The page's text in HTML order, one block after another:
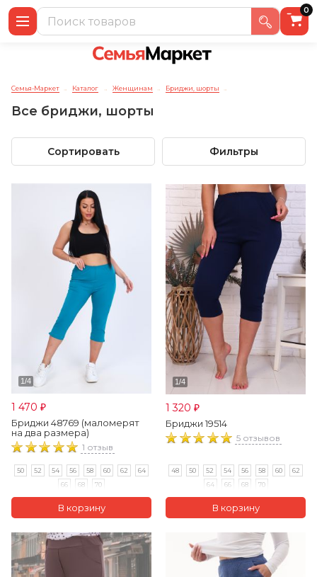
0
Семья-Маркет → Каталог → Женщинам → Бриджи, шорты →
Все бриджи, шорты
Сортировать Фильтры
1 470 ₽
Бриджи 48769 (маломерят
на два размера)
1 отзыв
50 52 54 56 58 60 62
64
66
68 70
1 320 ₽
Бриджи 19514
5 отзывов
48 50 52 54 56 58 60
62
64
66 68 70